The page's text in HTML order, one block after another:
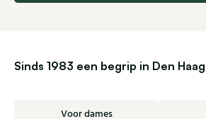
Sinds 1983 een begrip in Den Haag
Voor dames